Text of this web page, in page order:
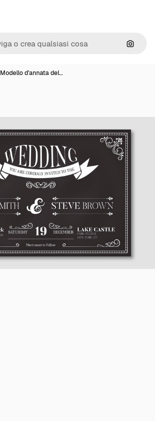
Cerca
Modello d'annata del…